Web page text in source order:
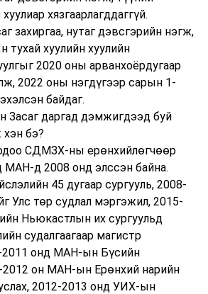
хязгаарлагддаггүй.
захиргаа, нутаг дэвсгэрийн нэгж,
тухай хуулийн хуулийн
2020 оны арванхоёрдугаар
2022 оны нэгдүгээр сарын 1-
байдаг.
Засаг даргад дэмжигдээд буй
бэ?
СДМЗХ-ны ерөнхийлөгчөөр
МАН-д 2008 онд элссэн байна.
45 дугаар сургууль, 2008-
Улс төр судлал мэргэжил, 2015-
Ньюкастлын их сургуульд
судалгаагаар магистр
2011 онд МАН-ын Бүсийн
2012 он МАН-ын Ерөнхий нарийн
2012-2013 онд УИХ-ын